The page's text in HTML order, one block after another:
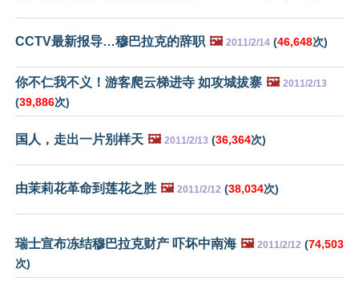
CCTV最新报导…穆巴拉克的辞职 🖼️ 2011/2/14 (46,648次)
你不仁我不义！游客爬云梯进寺 如攻城拔寨 🖼️ 2011/2/13
(39,886次)
国人，走出一片别样天 🖼️ 2011/2/13 (36,364次)
由茉莉花革命到莲花之胜 🖼️ 2011/2/12 (38,034次)
瑞士宣布冻结穆巴拉克财产 吓坏中南海 🖼️ 2011/2/12 (74,503
次)